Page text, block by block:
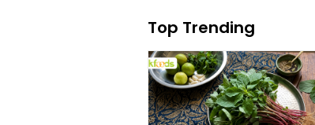
Top Trending